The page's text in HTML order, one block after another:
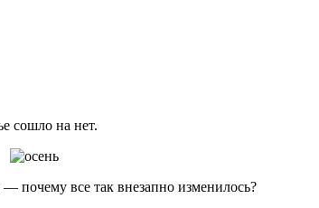
сошло на нет.
почему все так внезапно изменилось?